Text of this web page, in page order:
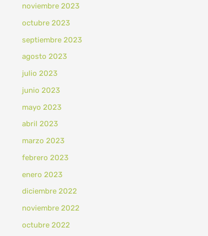
noviembre 2023
octubre 2023
septiembre 2023
agosto 2023
julio 2023
junio 2023
mayo 2023
abril 2023
marzo 2023
febrero 2023
enero 2023
diciembre 2022
noviembre 2022
octubre 2022